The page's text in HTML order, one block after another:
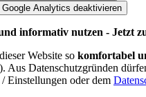
informativ nutzen - Jetzt
Website so komfortabel
Aus Datenschutzgründen
Einstellungen oder dem